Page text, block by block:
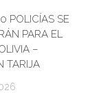
POLICÍAS SE
PARA EL
–
TARIJA